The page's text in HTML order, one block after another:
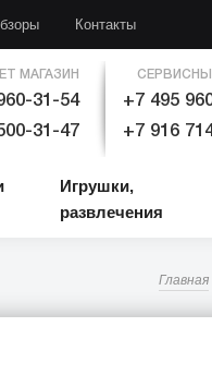
Контакты
МАГАЗИН
31-54
31-47
+7 495
+7 916
Игрушки,
развлечения
Главная